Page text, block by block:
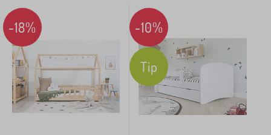
Kategorie
›
Ł
ó
k
a
132
›
P
o
125
-18% -10%
Tip